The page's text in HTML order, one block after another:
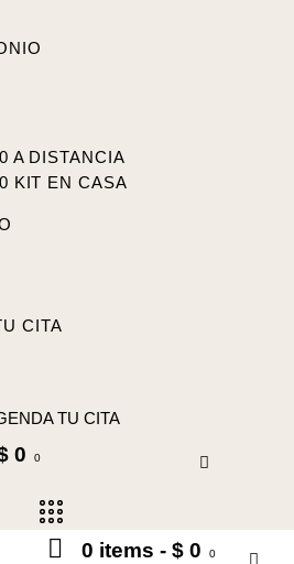
A DISTANCIA
KIT EN CASA
CITA
TU CITA
0 0
0 items - $ 0 0